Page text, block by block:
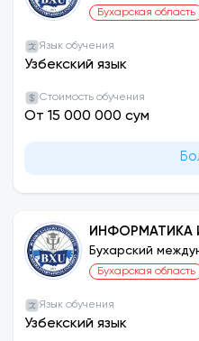
Бухарская область
Язык обучения
Узбекский язык
Стоимость обучения
От 15 000 000 сум
ИНФОРМАТИКА
НАПРАВЛЕНИЯМ)
Бухарский
Бухарская область
Язык обучения
Узбекский язык